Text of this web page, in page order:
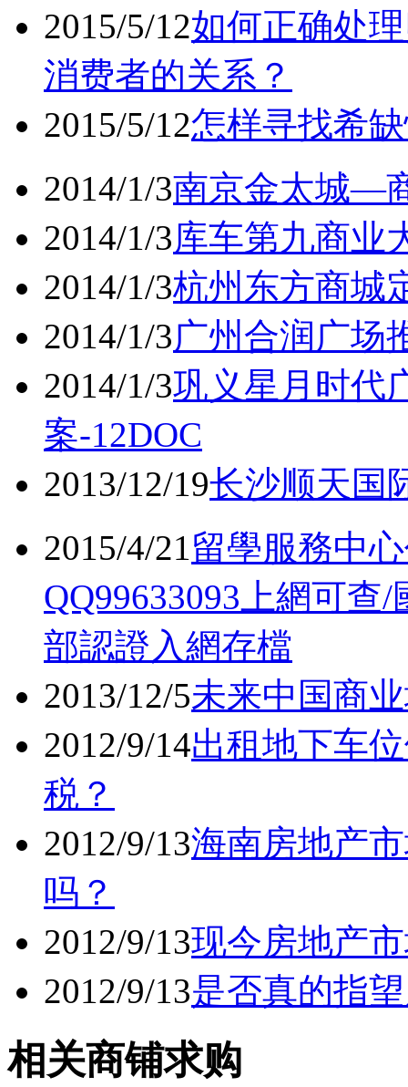
2015/5/12如何正确处
消费者的关系？
2015/5/12怎样寻找希
2014/1/3南京金太城—
2014/1/3库车第九商业
2014/1/3杭州东方商城
2014/1/3广州合润广场
2014/1/3巩义星月时代
案-12DOC
2013/12/19长沙顺天国
2015/4/21留學服務中
QQ99633093上網可
部認證入網存檔
2013/12/5未来中国商
2012/9/14出租地下车
税？
2012/9/13海南房地产
吗？
2012/9/13现今房地产
2012/9/13是否真的指
相关商铺求购